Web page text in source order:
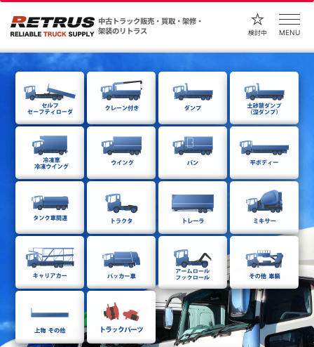
中古トラック販売・買取・架修・
架装のリトラス
検討中 MENU